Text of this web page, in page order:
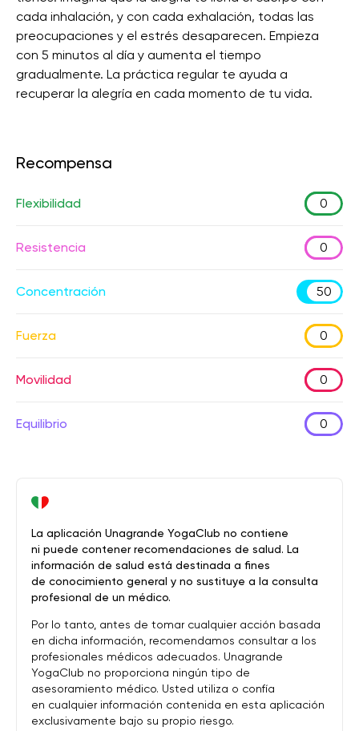
cada inhalación, y con cada exhalación, todas las
preocupaciones y el estrés desaparecen. Empieza
con 5 minutos al día y aumenta el tiempo
gradualmente. La práctica regular te ayuda a
recuperar la alegría en cada momento de tu vida.
Recompensa
Flexibilidad 0
Resistencia 0
Concentración 50
Fuerza 0
Movilidad 0
Equilibrio 0
La aplicación Unagrande YogaClub no contiene
ni puede contener recomendaciones de salud. La
información de salud está destinada a fines
de conocimiento general y no sustituye a la consulta
profesional de un médico.
Por lo tanto, antes de tomar cualquier acción basada
en dicha información, recomendamos consultar a los
profesionales médicos adecuados. Unagrande
YogaClub no proporciona ningún tipo de
asesoramiento médico. Usted utiliza o confía
en cualquier información contenida en esta aplicación
exclusivamente bajo su propio riesgo.